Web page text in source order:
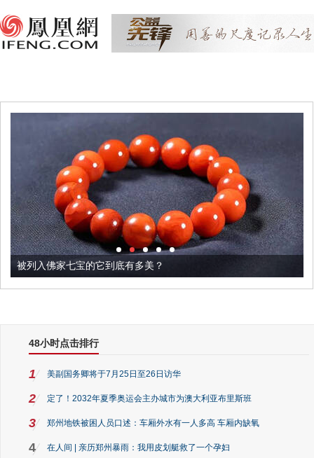
被列入佛家七宝的它到底有多美？
48小时点击排行
1 美副国务卿将于7月25日至26日访华
2 定了！2032年夏季奥运会主办城市为澳大利亚布里斯班
3 郑州地铁被困人员口述：车厢外水有一人多高 车厢内缺氧
4 在人间 | 亲历郑州暴雨：我用皮划艇救了一个孕妇